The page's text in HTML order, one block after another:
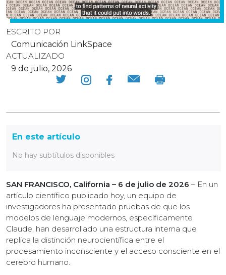
ESCRITO POR
Comunicación LinkSpace
ACTUALIZADO
9 de julio, 2026
En este artículo
No hay subtítulos disponibles
SAN FRANCISCO, California – 6 de julio de 2026 – En un
artículo científico publicado hoy, un equipo de
investigadores ha presentado pruebas de que los
modelos de lenguaje modernos, específicamente
Claude, han desarrollado una estructura interna que
replica la distinción neurocientífica entre el
procesamiento inconsciente y el acceso consciente en el
cerebro humano.